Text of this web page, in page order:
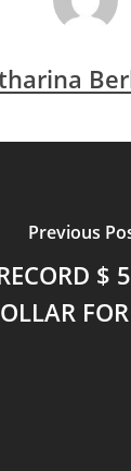
Previous
$